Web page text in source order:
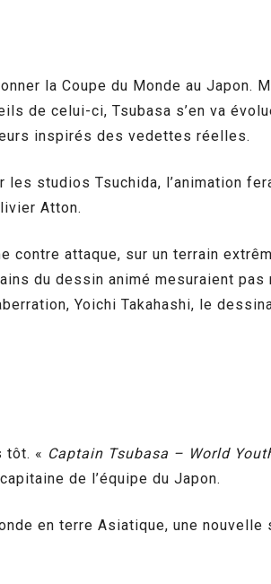
la Coupe du Monde au Japon.
de celui-ci, Tsubasa s’en va
inspirés des vedettes réelles.
studios Tsuchida, l’animation
Atton.
attaque, sur un terrain
du dessin animé mesuraient
Yoichi Takahashi, le
tôt. « Captain Tsubasa – World
de l’équipe du Japon.
en terre Asiatique, une